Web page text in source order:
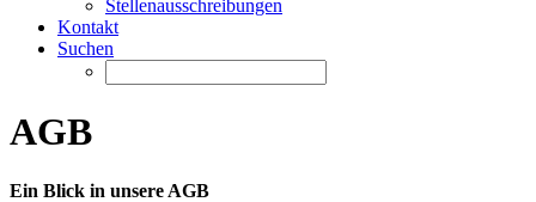
Stellenausschreibungen
Kontakt
Suchen
AGB
Ein Blick in unsere AGB